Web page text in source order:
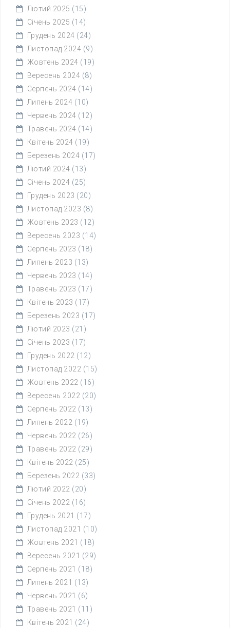
Лютий 2025 (15)
Січень 2025 (14)
Грудень 2024 (24)
Листопад 2024 (9)
Жовтень 2024 (19)
Вересень 2024 (8)
Серпень 2024 (14)
Липень 2024 (10)
Червень 2024 (12)
Травень 2024 (14)
Квітень 2024 (19)
Березень 2024 (17)
Лютий 2024 (13)
Січень 2024 (25)
Грудень 2023 (20)
Листопад 2023 (8)
Жовтень 2023 (12)
Вересень 2023 (14)
Серпень 2023 (18)
Липень 2023 (13)
Червень 2023 (14)
Травень 2023 (17)
Квітень 2023 (17)
Березень 2023 (17)
Лютий 2023 (21)
Січень 2023 (17)
Грудень 2022 (12)
Листопад 2022 (15)
Жовтень 2022 (16)
Вересень 2022 (20)
Серпень 2022 (13)
Липень 2022 (19)
Червень 2022 (26)
Травень 2022 (29)
Квітень 2022 (25)
Березень 2022 (33)
Лютий 2022 (20)
Січень 2022 (16)
Грудень 2021 (17)
Листопад 2021 (10)
Жовтень 2021 (18)
Вересень 2021 (29)
Серпень 2021 (18)
Липень 2021 (13)
Червень 2021 (6)
Травень 2021 (11)
Квітень 2021 (24)